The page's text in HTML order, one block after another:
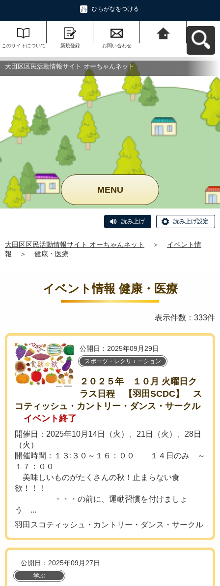
ひらがなをつける
このサイトについて 新規登録 お問い合わせ
ットへ戻る
大田区区民活動情報サイト オーちゃんネット
MENU
読み上げ 読み上げ設定
大田区区民活動情報サイト オーちゃんネット ＞
イベント情
報
＞ 健康・医療
イベント情報 健康・医療
表示件数：333件
公開日：2025年09月29日
スポーツ・レクリエーション
２０２５年 １０月 火曜日ク
ラス日程 【羽田SCDC】 ス
コティッシュ・カントリー・ダンス・サークル
イベント終了
開催日：2025年10月14日（火）、21日（火）、28日
（火）
開催時間：１３:３０～１６：００ １４日のみ ～
１７：００
美味しいものがたくさんの秋！止まらない食
欲！！！
・・・の前に、運動習慣を付けましょ
う ...
羽田スコティッシュ・カントリー・ダンス・サークル
公開日：2025年09月27日
学ぶ